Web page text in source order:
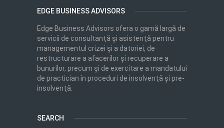
EDGE BUSINESS ADVISORS
Edge Business Advisors ofera o gamă largă de
servicii de consultanţă şi asistenţă pentru
managementul crizei şi a datoriei, de
restructurare a afacerilor şi recuperare a
bunurilor, precum şi de exercitare a mandatului
de practician în proceduri de insolvenţă şi pre-
insolvenţă.
SEARCH